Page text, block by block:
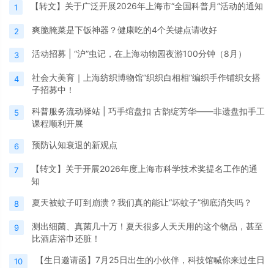
1 【转文】关于广泛开展2026年上海市“全国科普月”活动的通知
2 爽脆腌菜是下饭神器？健康吃的4个关键点请收好
3 活动招募 | “沪”虫记，在上海动物园夜游100分钟（8月）
4
社会大美育｜上海纺织博物馆“织织白相相”编织手作铺织女搭
子招募中！
5
科普服务流动驿站 | 巧手绾盘扣 古韵绽芳华——非遗盘扣手工
课程顺利开展
6 预防认知衰退的新观点
7
【转文】关于开展2026年度上海市科学技术奖提名工作的通
知
8 夏天被蚊子叮到崩溃？我们真的能让“坏蚊子”彻底消失吗？
9
测出细菌、真菌几十万！夏天很多人天天用的这个物品，甚至
比酒店浴巾还脏！
10
【生日邀请函】7月25日出生的小伙伴，科技馆喊你来过生日